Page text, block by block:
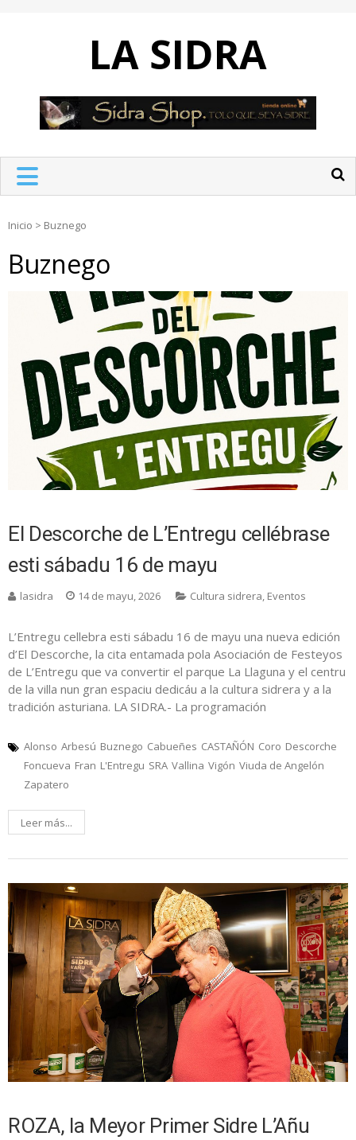
LA SIDRA
Inicio > Buznego
Buznego
El Descorche de L’Entregu cellébrase
esti sábadu 16 de mayu
lasidra 14 de mayu, 2026 Cultura sidrera, Eventos
L’Entregu cellebra esti sábadu 16 de mayu una nueva edición
d’El Descorche, la cita entamada pola Asociación de Festeyos
de L’Entregu que va convertir el parque La Llaguna y el centru
de la villa nun gran espaciu dedicáu a la cultura sidrera y a la
tradición asturiana. LA SIDRA.- La programación
Alonso Arbesú Buznego Cabueñes CASTAÑÓN Coro Descorche
Foncueva Fran L'Entregu SRA Vallina Vigón Viuda de Angelón
Zapatero
Leer más...
ROZA, la Meyor Primer Sidre L’Añu